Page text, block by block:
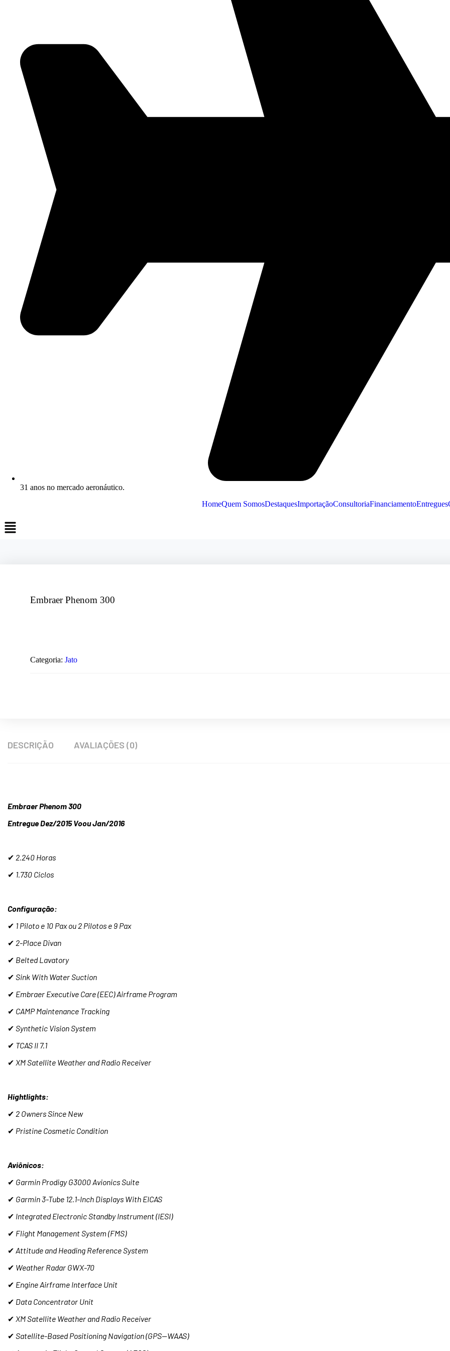
31 anos no mercado aeronáutico.
HomeQuem SomosDestaquesImportaçãoConsultoriaFinanciamentoEntregues
Embraer Phenom 300
Categoria: Jato
DESCRIÇÃO AVALIAÇÕES (0)
Embraer Phenom 300
Entregue Dez/2015 Voou Jan/2016
✔ 2.240 Horas
✔ 1.730 Ciclos
Configuração:
✔ 1 Piloto e 10 Pax ou 2 Pilotos e 9 Pax
✔ 2-Place Divan
✔ Belted Lavatory
✔ Sink With Water Suction
✔ Embraer Executive Care (EEC) Airframe Program
✔ CAMP Maintenance Tracking
✔ Synthetic Vision System
✔ TCAS II 7.1
✔ XM Satellite Weather and Radio Receiver
Hightlights:
✔ 2 Owners Since New
✔ Pristine Cosmetic Condition
Aviônicos:
✔ Garmin Prodigy G3000 Avionics Suite
✔ Garmin 3-Tube 12.1-Inch Displays With EICAS
✔ Integrated Electronic Standby Instrument (IESI)
✔ Flight Management System (FMS)
✔ Attitude and Heading Reference System
✔ Weather Radar GWX-70
✔ Engine Airframe Interface Unit
✔ Data Concentrator Unit
✔ XM Satellite Weather and Radio Receiver
✔ Satellite-Based Positioning Navigation (GPS—WAAS)